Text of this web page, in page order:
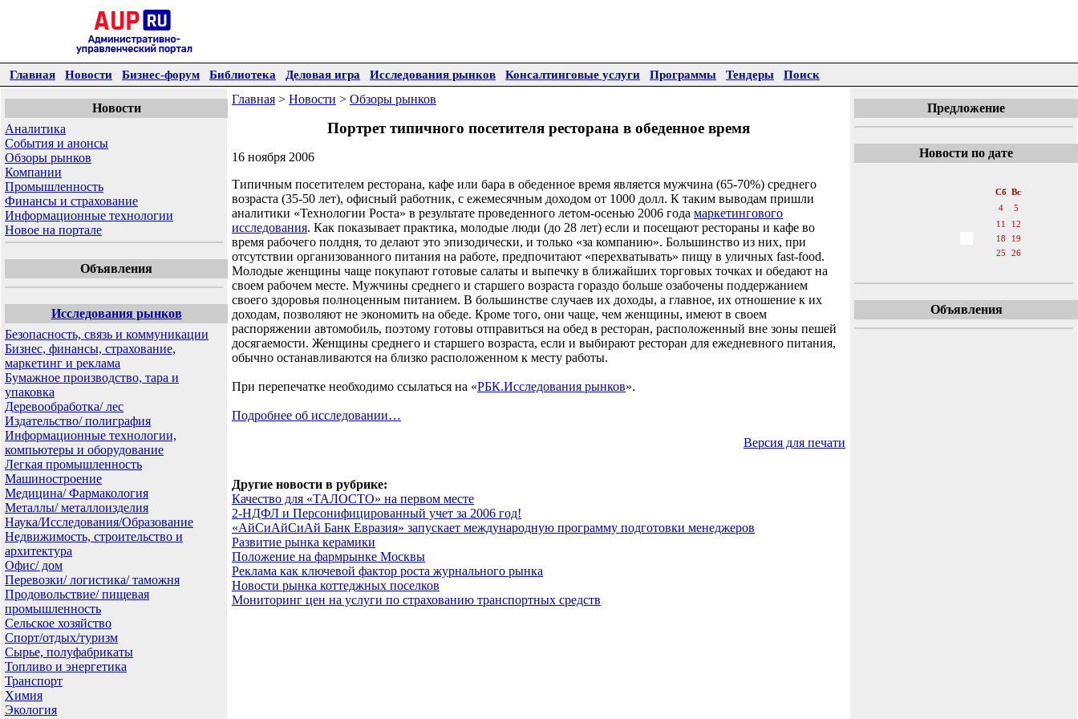
Главная Новости Бизнес-форум Библиотека Деловая игра Исследования рынков Консалтинговые услуги Программы Тендеры Поиск
Новости
Аналитика
События и анонсы
Обзоры рынков
Компании
Промышленность
Финансы и страхование
Информационные технологии
Новое на портале
Объявления
Исследования рынков
Безопасность, связь и коммуникации
Бизнес, финансы, страхование,
маркетинг и реклама
Бумажное производство, тара и
упаковка
Деревообработка/ лес
Издательство/ полиграфия
Информационные технологии,
компьютеры и оборудование
Легкая промышленность
Машиностроение
Медицина/ Фармакология
Металлы/ металлоизделия
Наука/Исследования/Образование
Недвижимость, строительство и
архитектура
Офис/ дом
Перевозки/ логистика/ таможня
Продовольствие/ пищевая
промышленность
Сельское хозяйство
Спорт/отдых/туризм
Сырье, полуфабрикаты
Топливо и энергетика
Транспорт
Химия
Экология
Главная > Новости > Обзоры рынков
Портрет типичного посетителя ресторана в обеденное время
16 ноября 2006
Типичным посетителем ресторана, кафе или бара в обеденное время является мужчина (65-70%) среднего
возраста (35-50 лет), офисный работник, с ежемесячным доходом от 1000 долл. К таким выводам пришли
аналитики «Технологии Роста» в результате проведенного летом-осенью 2006 года маркетингового
исследования. Как показывает практика, молодые люди (до 28 лет) если и посещают рестораны и кафе во
время рабочего полдня, то делают это эпизодически, и только «за компанию». Большинство из них, при
отсутствии организованного питания на работе, предпочитают «перехватывать» пищу в уличных fast-food.
Молодые женщины чаще покупают готовые салаты и выпечку в ближайших торговых точках и обедают на
своем рабочем месте. Мужчины среднего и старшего возраста гораздо больше озабочены поддержанием
своего здоровья полноценным питанием. В большинстве случаев их доходы, а главное, их отношение к их
доходам, позволяют не экономить на обеде. Кроме того, они чаще, чем женщины, имеют в своем
распоряжении автомобиль, поэтому готовы отправиться на обед в ресторан, расположенный вне зоны пешей
досягаемости. Женщины среднего и старшего возраста, если и выбирают ресторан для ежедневного питания,
обычно останавливаются на близко расположенном к месту работы.
При перепечатке необходимо ссылаться на «РБК.Исследования рынков».
Подробнее об исследовании…
Версия для печати
Другие новости в рубрике:
Качество для «ТАЛОСТО» на первом месте
2-НДФЛ и Персонифицированный учет за 2006 год!
«АйСиАйСиАй Банк Евразия» запускает международную программу подготовки менеджеров
Развитие рынка керамики
Положение на фармрынке Москвы
Реклама как ключевой фактор роста журнального рынка
Новости рынка коттеджных поселков
Мониторинг цен на услуги по страхованию транспортных средств
Предложение
Новости по дате
Сб Вс
4
5
11
12
18
19
25
26
Объявления